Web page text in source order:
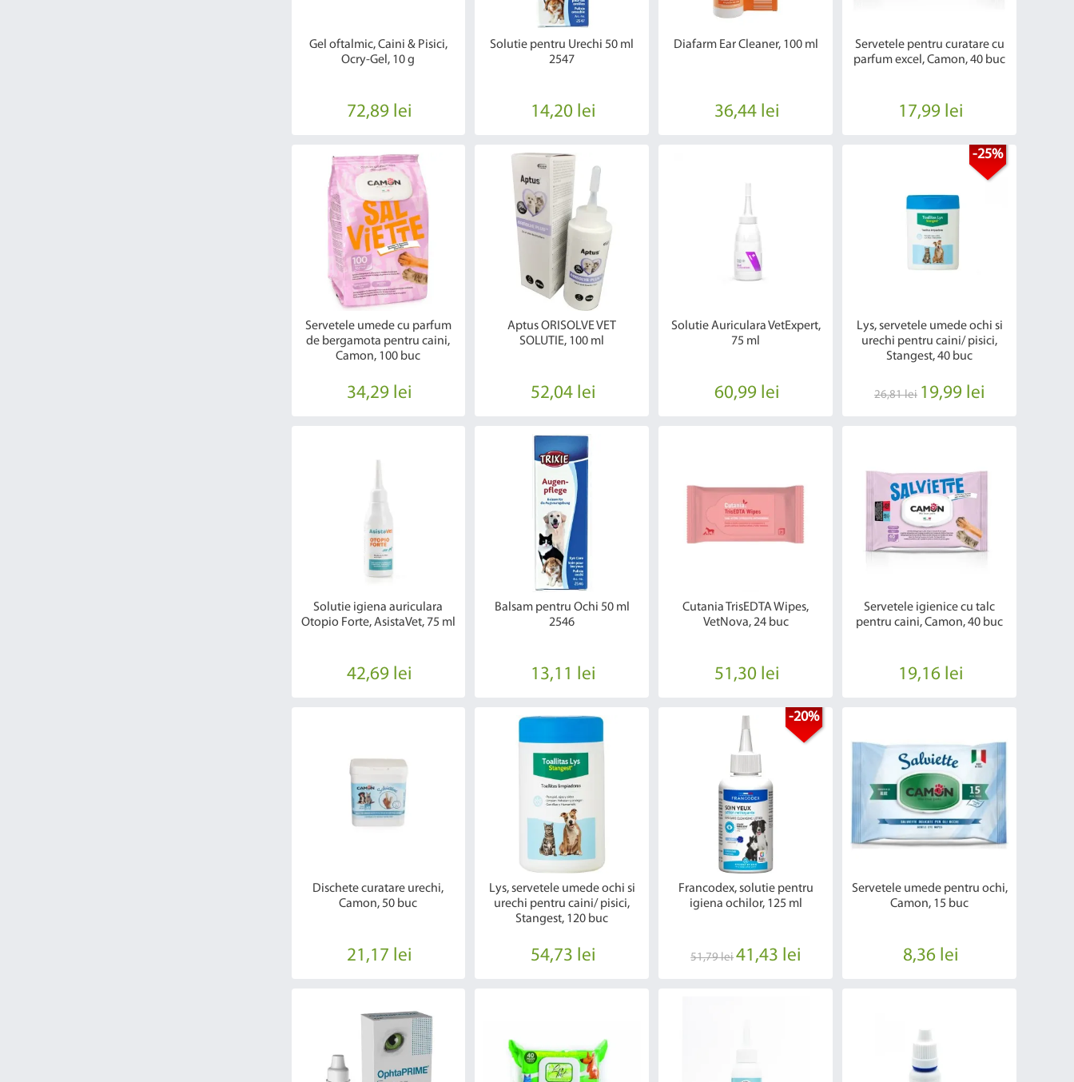
Gel oftalmic, Caini & Pisici,
Ocry-Gel, 10 g
72,89 lei
Solutie pentru Urechi 50 ml
2547
14,20 lei
Diafarm Ear Cleaner, 100 ml
36,44 lei
Servetele pentru curatare cu
parfum excel, Camon, 40 buc
17,99 lei
Servetele umede cu parfum
de bergamota pentru caini,
Camon, 100 buc
34,29 lei
Aptus ORISOLVE VET
SOLUTIE, 100 ml
52,04 lei
Solutie Auriculara VetExpert,
75 ml
60,99 lei
-25%
Lys, servetele umede ochi si
urechi pentru caini/ pisici,
Stangest, 40 buc
26,81 lei 19,99 lei
Solutie igiena auriculara
Otopio Forte, AsistaVet, 75 ml
42,69 lei
Balsam pentru Ochi 50 ml
2546
13,11 lei
Cutania TrisEDTA Wipes,
VetNova, 24 buc
51,30 lei
Servetele igienice cu talc
pentru caini, Camon, 40 buc
19,16 lei
Dischete curatare urechi,
Camon, 50 buc
21,17 lei
Lys, servetele umede ochi si
urechi pentru caini/ pisici,
Stangest, 120 buc
54,73 lei
-20%
Francodex, solutie pentru
igiena ochilor, 125 ml
51,79 lei 41,43 lei
Servetele umede pentru ochi,
Camon, 15 buc
8,36 lei